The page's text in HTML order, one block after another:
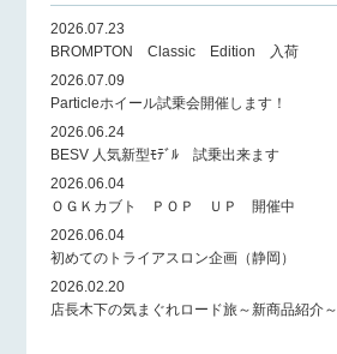
2026.07.23
BROMPTON Classic Edition 入荷
2026.07.09
Particleホイール試乗会開催します！
2026.06.24
BESV 人気新型ﾓﾃﾞﾙ 試乗出来ます
2026.06.04
ＯＧＫカブト ＰＯＰ ＵＰ 開催中
2026.06.04
初めてのトライアスロン企画（静岡）
2026.02.20
店長木下の気まぐれロード旅～新商品紹介～